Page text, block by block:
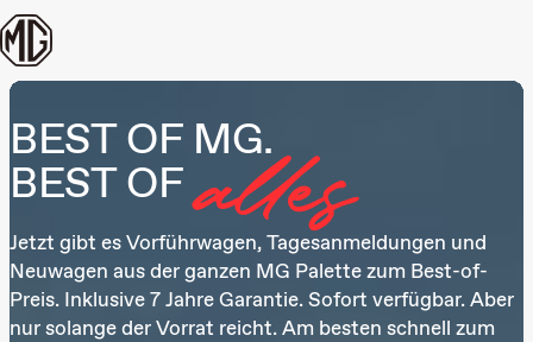
Zum Inhalt springen
BEST OF MG.
BEST OF alles
Jetzt gibt es Vorführwagen, Tagesanmeldungen und
Neuwagen aus der ganzen MG Palette zum Best-of-
Preis. Inklusive 7 Jahre Garantie. Sofort verfügbar. Aber
nur solange der Vorrat reicht. Am besten schnell zum